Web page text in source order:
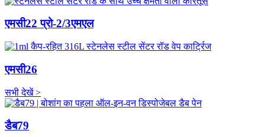
एमसी22 प्रो-2/3एमएल
एमसी26
सभी देखें >
डैब79